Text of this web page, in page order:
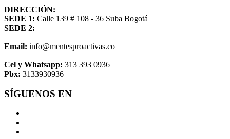
DIRECCIÓN:
SEDE 1: Calle 139 # 108 - 36 Suba Bogotá
SEDE 2:
Email: info@mentesproactivas.co
Cel y Whatsapp: 313 393 0936
Pbx: 3133930936
SÍGUENOS EN